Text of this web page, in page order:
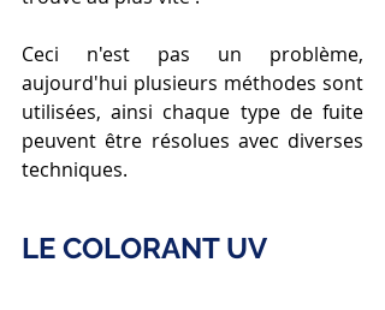
Ceci n'est pas un problème,
aujourd'hui plusieurs méthodes sont
utilisées, ainsi chaque type de fuite
peuvent être résolues avec diverses
techniques.
LE COLORANT UV